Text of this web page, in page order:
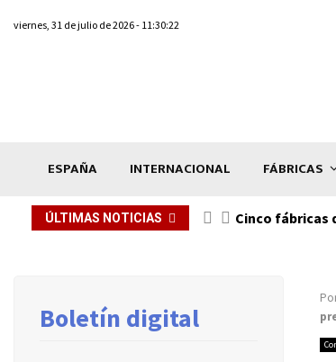
viernes, 31 de julio de 2026 - 11:30:22
ESPAÑA INTERNACIONAL FÁBRICAS
ÚLTIMAS NOTICIAS Cinco fábricas
Boletín digital